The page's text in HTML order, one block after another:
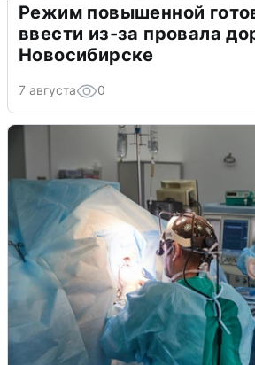
Режим повышенной
ввести из-за провала
Новосибирске
7 августа 0